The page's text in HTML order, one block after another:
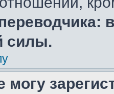
силы.
могу